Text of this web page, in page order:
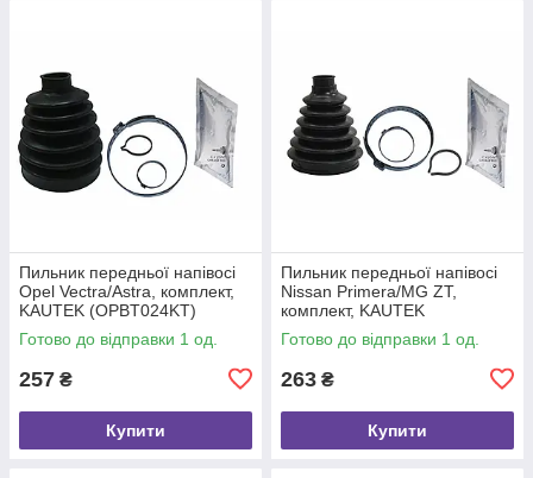
Пильник передньої напівосі
Opel Vectra/Astra, комплект,
KAUTEK (OPBT024KT)
Готово до відправки 1 од.
257 ₴
Купити
Пильник передньої напівосі
Nissan Primera/MG ZT,
комплект, KAUTEK
(NIBT017KT)
Готово до відправки 1 од.
263 ₴
Купити